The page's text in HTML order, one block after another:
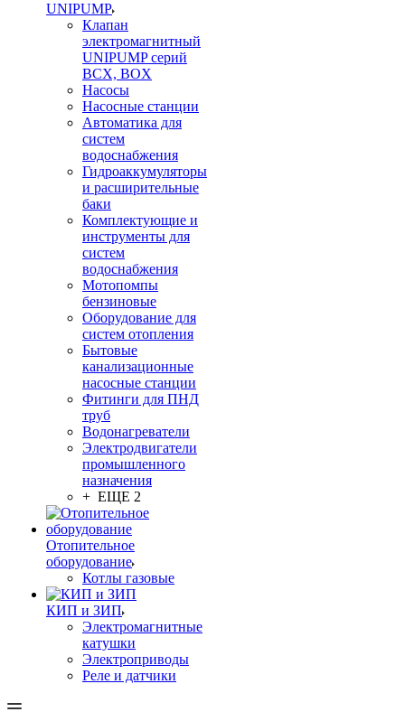
UNIPUMP
Клапан
электромагнитный
UNIPUMP серий
BCX, BOX
Насосы
Насосные станции
Автоматика для
систем
водоснабжения
Гидроаккумуляторы
и расширительные
баки
Комплектующие и
инструменты для
систем
водоснабжения
Мотопомпы
бензиновые
Оборудование для
систем отопления
Бытовые
канализационные
насосные станции
Фитинги для ПНД
труб
Водонагреватели
Электродвигатели
промышленного
назначения
+ ЕЩЕ 2
Отопительное
оборудование
Котлы газовые
КИП и ЗИП
Электромагнитные
катушки
Электроприводы
Реле и датчики